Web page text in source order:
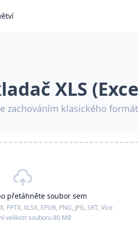
XLS
zachováním klasického
přetáhněte soubor sem
PPTX, XLSX, EPUB, PNG, JPG, SRT, Více
velikost souboru 80 MB